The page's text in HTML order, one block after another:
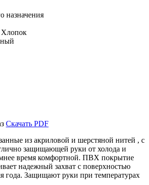
назначения
Скачать PDF
из акриловой и шерстяной нитей , с
защищающей руки от холода и
время комфортной. ПВХ покрытие
надежный захват с поверхностью
года. Защищают руки при температурах